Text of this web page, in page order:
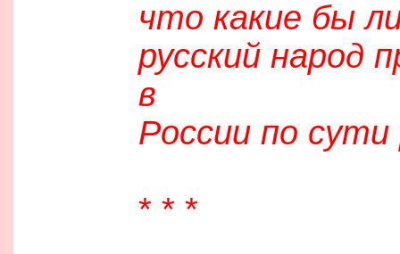
что какие бы
русский народ
в
России по сути
* * *